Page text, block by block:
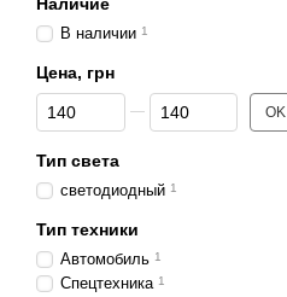
В наличии 1
Цена, грн
От Цена, грн
До Цена, грн OK
Тип света
cветодиодный 1
Тип техники
Автомобиль 1
Спецтехника 1